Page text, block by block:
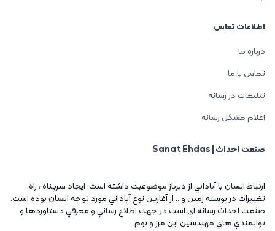
اطلاعات تماس
درباره ما
تماس با ما
تبلیغات در رسانه
اعلام مشکل رسانه
صنعت احداث | Sanat Ehdas
ارتباط انسان با آباداني از ديرباز موضوعيت داشته است. ايجاد سرپناه ، راه،
تغييرات در پوسته زمين و... از آغازين نوع آباداني مورد توجه انسان بوده است.
صنعت احداث رسانه اي است در جهت اطلاع رساني و معرفي دستاوردها و
توانمندي هاي مهندسين اين مرز و بوم.